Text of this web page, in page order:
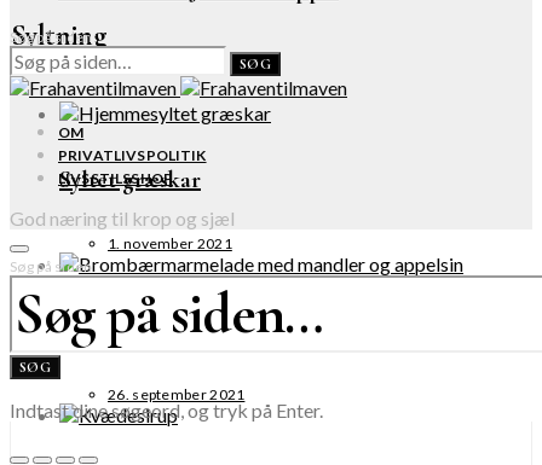
Syltning
Syltet græskar
1. november 2021
Brombærmarmelade med mandler og appelsin
26. september 2021
Søg på siden:
SØG
OM
PRIVATLIVSPOLITIK
LIVSSTILSSHOP
God næring til krop og sjæl
Søg på siden:
SØG
Indtast dine søgeord, og tryk på Enter.